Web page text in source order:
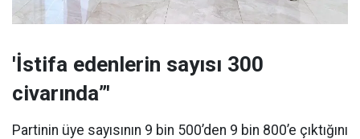
'İstifa edenlerin sayısı 300
civarında”'
Partinin üye sayısının 9 bin 500’den 9 bin 800’e çıktığını